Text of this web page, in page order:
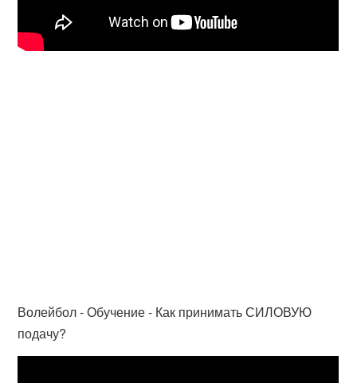
Волейбол - Обучение - Как принимать СИЛОВУЮ
подачу?